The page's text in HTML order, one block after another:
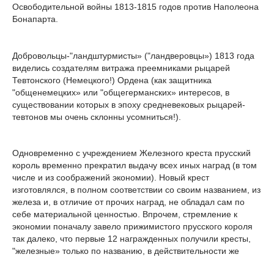
Освободительной войны 1813-1815 годов против Наполеона
Бонапарта.
Добровольцы-"ландштурмисты» ("ландверовцы») 1813 года
виделись создателям витража преемниками рыцарей
Тевтонского (Немецкого!) Ордена (как защитника
"общенемецких» или "общегерманских» интересов, в
существовании которых в эпоху средневековых рыцарей-
тевтонов мы очень склонны усомниться!).
Одновременно с учреждением Железного креста прусский
король временно прекратил выдачу всех иных наград (в том
числе и из соображений экономии). Новый крест
изготовлялся, в полном соответствии со своим названием, из
железа и, в отличие от прочих наград, не обладал сам по
себе материальной ценностью. Впрочем, стремление к
экономии поначалу завело прижимистого прусского короля
так далеко, что первые 12 награжденных получили кресты,
"железные» только по названию, в действительности же